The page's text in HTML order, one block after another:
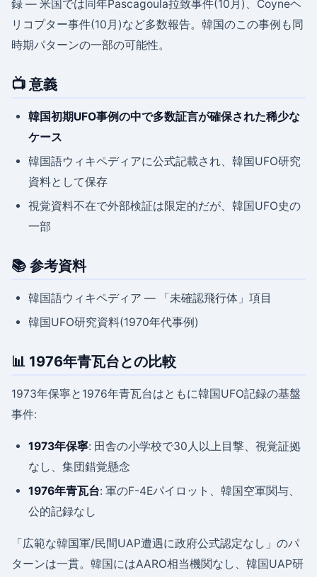
録 — 米国では同年Pascagoula拉致事件(10月)、Coyneヘ
リコプター事件(10月)など多数報告。韓国のこの事例も同
時期パターンの一部の可能性。
📺 意義
韓国初期UFO事例の中で多数証言が確保された稀少な
ケース
韓国語ウィキペディアに公式記載され、韓国UFO研究
資料として保存
視覚資料不在で外部検証は限定的だが、韓国UFO史の
一部
📚 参考資料
韓国語ウィキペディア — 「未確認飛行体」項目
韓国UFO研究資料(1970年代事例)
📊 1976年青瓦台との比較
1973年保寧と1976年青瓦台はともに韓国UFO記録の基盤
事件:
1973年保寧: 田舎の小学校で30人以上目撃、視覚証拠
なし、集団錯覚懸念
1976年青瓦台: 軍のF-4Eパイロット、韓国空軍関与、
公的記録なし
「広範な韓国軍/民間UAP遭遇に政府公式認定なし」のパ
ターンは一貫。韓国にはAARO相当機関なし、韓国UAP研